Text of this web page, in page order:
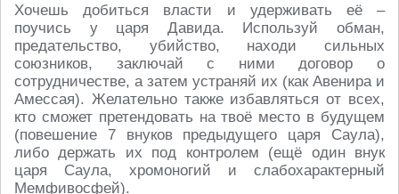
Хочешь добиться власти и удерживать её –
поучись у царя Давида. Используй обман,
предательство, убийство, находи сильных
союзников, заключай с ними договор о
сотрудничестве, а затем устраняй их (как Авенира и
Амессая). Желательно также избавляться от всех,
кто сможет претендовать на твоё место в будущем
(повешение 7 внуков предыдущего царя Саула),
либо держать их под контролем (ещё один внук
царя Саула, хромоногий и слабохарактерный
Мемфивосфей).